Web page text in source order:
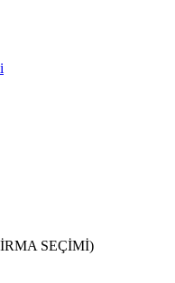
SEÇİMİ)